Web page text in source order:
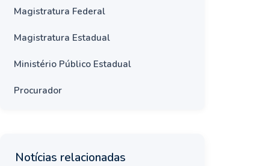
Magistratura Federal
Magistratura Estadual
Ministério Público Estadual
Procurador
Notícias relacionadas